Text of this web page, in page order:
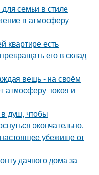
семьи в стиле
в атмосферу
квартире есть
его в склад
вещь - на своём
атмосферу покоя и
душ, чтобы
окончательно.
убежище от
дачного дома за